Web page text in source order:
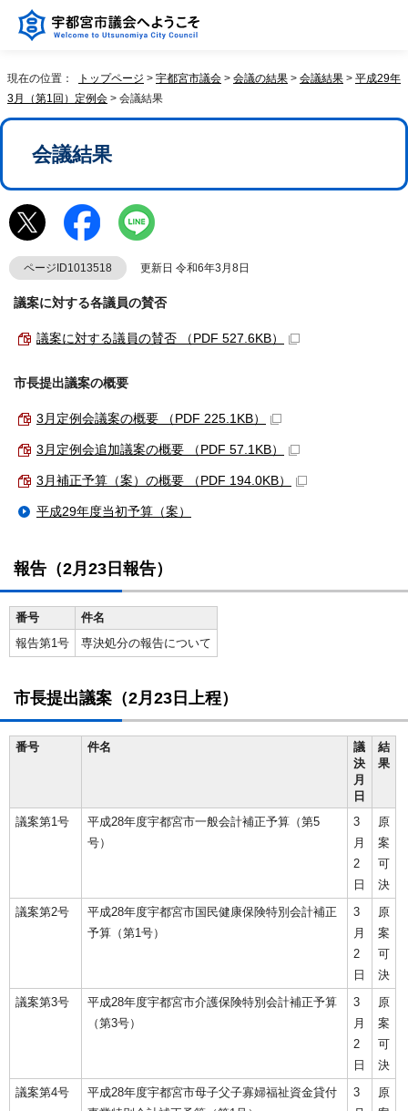
現在の位置： トップページ > 宇都宮市議会 > 会議の結果 > 会議結果 > 平成29年
3月（第1回）定例会 > 会議結果
会議結果
ページID1013518 更新日 令和6年3月8日
議案に対する各議員の賛否
議案に対する議員の賛否 （PDF 527.6KB）
市長提出議案の概要
3月定例会議案の概要 （PDF 225.1KB）
3月定例会追加議案の概要 （PDF 57.1KB）
3月補正予算（案）の概要 （PDF 194.0KB）
平成29年度当初予算（案）
報告（2月23日報告）
番号
件名
報告第1号
専決処分の報告について
市長提出議案（2月23日上程）
番号 件名
議
決
月
日
結
果
議案第1号
平成28年度宇都宮市一般会計補正予算（第5
号）
3
月
2
日
原
案
可
決
議案第2号
平成28年度宇都宮市国民健康保険特別会計補正
予算（第1号）
3
月
2
日
原
案
可
決
議案第3号
平成28年度宇都宮市介護保険特別会計補正予算
（第3号）
3
月
2
日
原
案
可
決
議案第4号
平成28年度宇都宮市母子父子寡婦福祉資金貸付
3
原